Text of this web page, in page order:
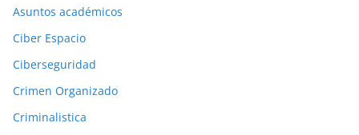
n
e
a
n
t
Asuntos académicos
Ciber Espacio
Ciberseguridad
Crimen Organizado
Criminalistica